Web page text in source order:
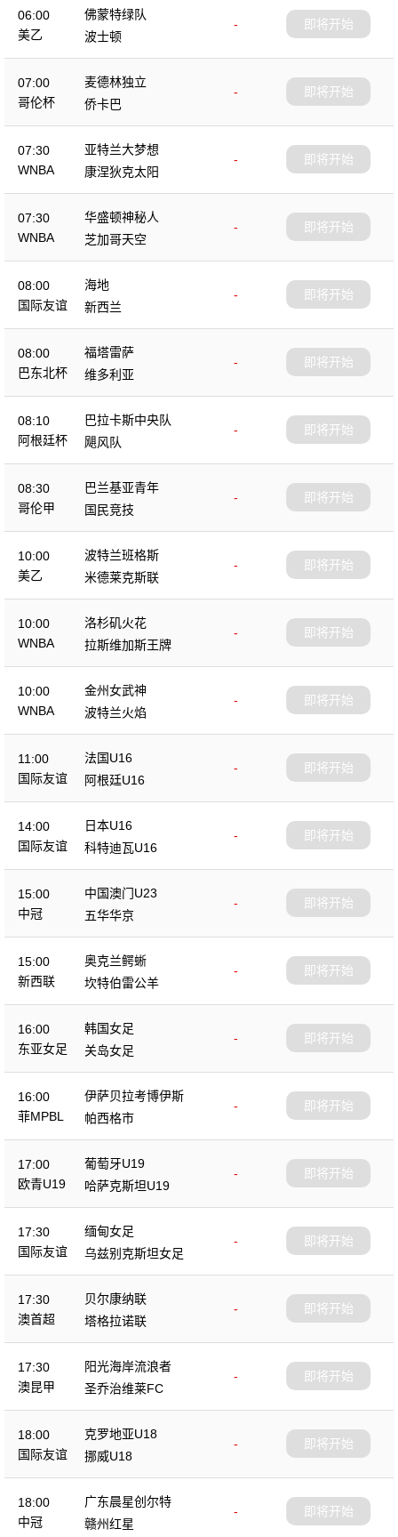
06:00
美乙
佛蒙特绿队
-
波士顿
即将开始
07:00
哥伦杯
麦德林独立
-
侨卡巴
即将开始
07:30
WNBA
亚特兰大梦想
-
康涅狄克太阳
即将开始
07:30
WNBA
华盛顿神秘人
-
芝加哥天空
即将开始
08:00
国际友谊
海地
-
新西兰
即将开始
08:00
巴东北杯
福塔雷萨
-
维多利亚
即将开始
08:10
阿根廷杯
巴拉卡斯中央队
-
飓风队
即将开始
08:30
哥伦甲
巴兰基亚青年
-
国民竞技
即将开始
10:00
美乙
波特兰班格斯
-
米德莱克斯联
即将开始
10:00
WNBA
洛杉矶火花
-
拉斯维加斯王牌
即将开始
10:00
WNBA
金州女武神
-
波特兰火焰
即将开始
11:00
国际友谊
法国U16
-
阿根廷U16
即将开始
14:00
国际友谊
日本U16
-
科特迪瓦U16
即将开始
15:00
中冠
中国澳门U23
-
五华华京
即将开始
15:00
新西联
奥克兰鳄蜥
-
坎特伯雷公羊
即将开始
16:00
东亚女足
韩国女足
-
关岛女足
即将开始
16:00
菲MPBL
伊萨贝拉考博伊斯
-
帕西格市
即将开始
17:00
欧青U19
葡萄牙U19
-
哈萨克斯坦U19
即将开始
17:30
国际友谊
缅甸女足
-
乌兹别克斯坦女足
即将开始
17:30
澳首超
贝尔康纳联
-
塔格拉诺联
即将开始
17:30
澳昆甲
阳光海岸流浪者
-
圣乔治维莱FC
即将开始
18:00
国际友谊
克罗地亚U18
-
挪威U18
即将开始
18:00
中冠
广东晨星创尔特
-
赣州红星
即将开始